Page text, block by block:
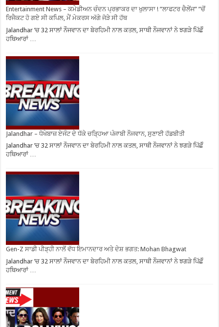
Entertainment News – ਕਮੇਡੀਅਨ ਚੰਦਨ ਪ੍ਰਭਾਕਰ ਦਾ ਖੁਲਾਸਾ ! ”ਲਾਫਟਰ ਚੈਲੇਂਜ” ”ਚੋਂ
ਰਿਜੈਕਟ ਹੋ ਗਏ ਸੀ ਕਪਿਲ, ਮੈਂ ਮੇਕਰਸ ਅੱਗੇ ਜੋੜੇ ਸੀ ਹੱਥ
Jalandhar ’ਚ 32 ਸਾਲਾਂ ਨੌਜਵਾਨ ਦਾ ਬੇਰਹਿਮੀ ਨਾਲ ਕਤਲ, ਸਾਥੀ ਨੌਜਵਾਨਾਂ ਨੇ ਝਗੜੇ ਪਿੱਛੋੰ
ਹਥਿਆਰਾਂ …
Jalandhar – ਧੋਖੇਬਾਜ਼ ਏਜੰਟ ਦੇ ਧੱਕੇ ਚੜ੍ਹਿਆ ਪੰਜਾਬੀ ਨੌਜਵਾਨ, ਸੁਣਾਈ ਹੱਡਬੀਤੀ
Jalandhar ’ਚ 32 ਸਾਲਾਂ ਨੌਜਵਾਨ ਦਾ ਬੇਰਹਿਮੀ ਨਾਲ ਕਤਲ, ਸਾਥੀ ਨੌਜਵਾਨਾਂ ਨੇ ਝਗੜੇ ਪਿੱਛੋੰ
ਹਥਿਆਰਾਂ …
Gen-Z ਸਾਡੀ ਪੀੜ੍ਹੀ ਨਾਲੋਂ ਵੱਧ ਇਮਾਨਦਾਰ ਅਤੇ ਦੇਸ਼ ਭਗਤ: Mohan Bhagwat
Jalandhar ’ਚ 32 ਸਾਲਾਂ ਨੌਜਵਾਨ ਦਾ ਬੇਰਹਿਮੀ ਨਾਲ ਕਤਲ, ਸਾਥੀ ਨੌਜਵਾਨਾਂ ਨੇ ਝਗੜੇ ਪਿੱਛੋੰ
ਹਥਿਆਰਾਂ …